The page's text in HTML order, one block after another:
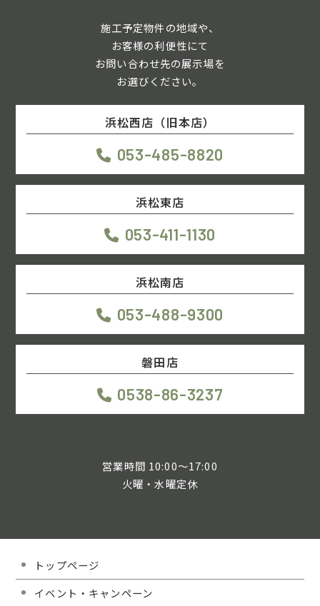
施工予定物件の地域や、
お客様の利便性にて
お問い合わせ先の展示場を
お選びください。
浜松西店（旧本店）
053-485-8820
浜松東店
053-411-1130
浜松南店
053-488-9300
磐田店
0538-86-3237
営業時間 10:00～17:00
火曜・水曜定休
トップページ
イベント・キャンペーン